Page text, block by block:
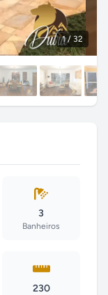
1/ 32
3
Banheiros
230